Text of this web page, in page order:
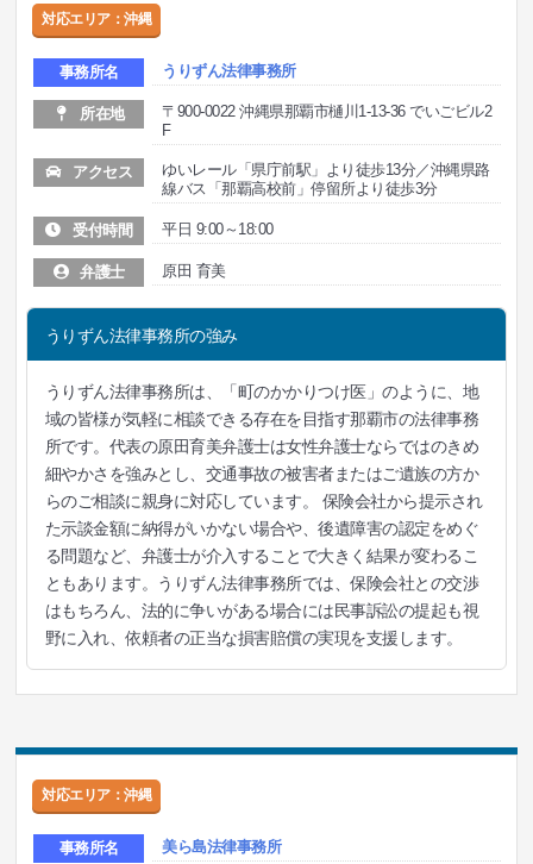
対応エリア：沖縄
事務所名 うりずん法律事務所
所在地
〒900-0022 沖縄県那覇市樋川1-13-36 でいごビル2
F
アクセス
ゆいレール「県庁前駅」より徒歩13分／沖縄県路
線バス「那覇高校前」停留所より徒歩3分
受付時間 平日 9:00～18:00
弁護士 原田 育美
うりずん法律事務所の強み
うりずん法律事務所は、「町のかかりつけ医」のように、地
域の皆様が気軽に相談できる存在を目指す那覇市の法律事務
所です。代表の原田育美弁護士は女性弁護士ならではのきめ
細やかさを強みとし、交通事故の被害者またはご遺族の方か
らのご相談に親身に対応しています。 保険会社から提示され
た示談金額に納得がいかない場合や、後遺障害の認定をめぐ
る問題など、弁護士が介入することで大きく結果が変わるこ
ともあります。うりずん法律事務所では、保険会社との交渉
はもちろん、法的に争いがある場合には民事訴訟の提起も視
野に入れ、依頼者の正当な損害賠償の実現を支援します。
対応エリア：沖縄
事務所名 美ら島法律事務所